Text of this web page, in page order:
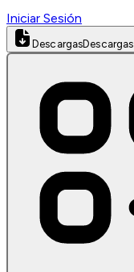
Iniciar Sesión
DescargasDescargas